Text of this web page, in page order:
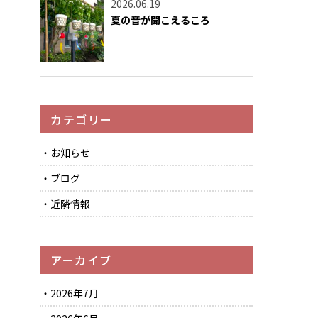
2026.06.19
夏の音が聞こえるころ
カテゴリー
お知らせ
ブログ
近隣情報
アーカイブ
2026年7月